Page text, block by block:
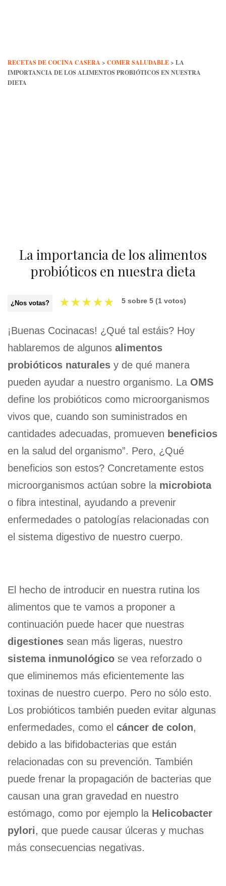
RECETAS DE COCINA CASERA > COMER SALUDABLE> LA
IMPORTANCIA DE LOS ALIMENTOS PROBIÓTICOS EN NUESTRA
DIETA
La importancia de los alimentos
probióticos en nuestra dieta
¿Nos votas? ★★★★★ 5 sobre 5 (1 votos)
¡Buenas Cocinacas! ¿Qué tal estáis? Hoy
hablaremos de algunos alimentos
probióticos naturales y de qué manera
pueden ayudar a nuestro organismo. La OMS
define los probióticos como microorganismos
vivos que, cuando son suministrados en
cantidades adecuadas, promueven beneficios
en la salud del organismo”. Pero, ¿Qué
beneficios son estos? Concretamente estos
microorganismos actúan sobre la microbiota
o fibra intestinal, ayudando a prevenir
enfermedades o patologías relacionadas con
el sistema digestivo de nuestro cuerpo.
El hecho de introducir en nuestra rutina los
alimentos que te vamos a proponer a
continuación puede hacer que nuestras
digestiones sean más ligeras, nuestro
sistema inmunológico se vea reforzado o
que eliminemos más eficientemente las
toxinas de nuestro cuerpo. Pero no sólo esto.
Los probióticos también pueden evitar algunas
enfermedades, como el cáncer de colon,
debido a las bifidobacterias que están
relacionadas con su prevención. También
puede frenar la propagación de bacterias que
causan una gran gravedad en nuestro
estómago, como por ejemplo la Helicobacter
pylori, que puede causar úlceras y muchas
más consecuencias negativas.